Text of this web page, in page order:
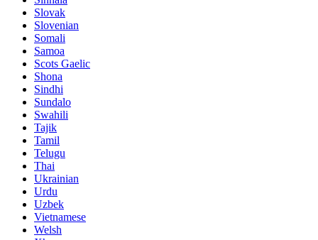
Slovak
Slovenian
Somali
Samoa
Scots Gaelic
Shona
Sindhi
Sundalo
Swahili
Tajik
Tamil
Telugu
Thai
Ukrainian
Urdu
Uzbek
Vietnamese
Welsh